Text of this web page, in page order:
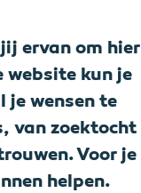
ervan om hier
website kun je
je wensen te
van zoektocht
Voor je
helpen.